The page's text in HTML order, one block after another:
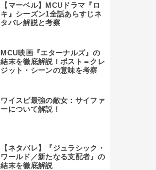
【マーベル】MCUドラマ『ロ
キ』シーズン1全話あらすじネ
タバレ解説と考察
MCU映画『エターナルズ』の
結末を徹底解説！ポスト＝クレ
ジット・シーンの意味を考察
ワイスピ最強の敵女：サイファ
ーについて解説！
【ネタバレ】『ジュラシック・
ワールド／新たなる支配者』の
結末を徹底解説